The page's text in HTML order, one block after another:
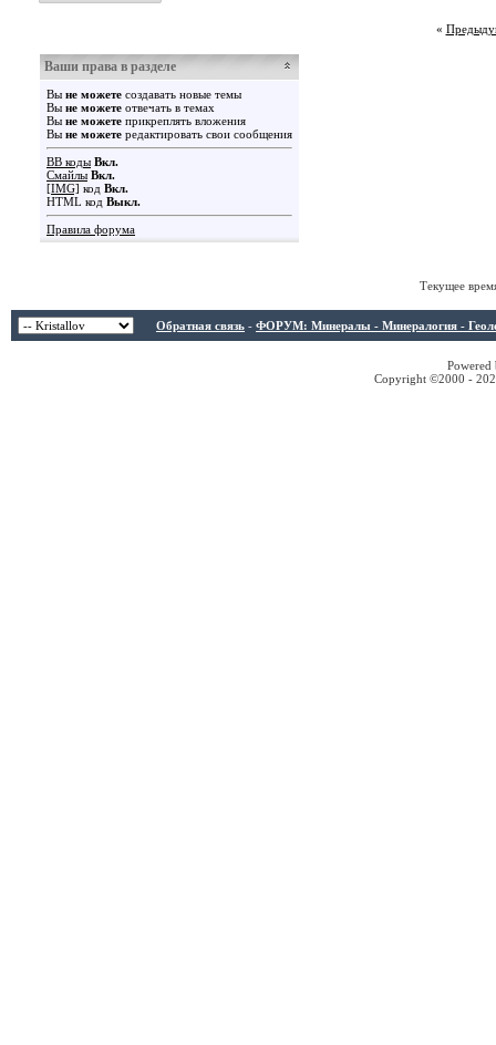
«
Ваши права в разделе
Вы не можете создавать новые темы
Вы не можете отвечать в темах
Вы не можете прикреплять вложения
Вы не можете редактировать свои сообщения
BB коды Вкл.
Смайлы Вкл.
[IMG] код Вкл.
HTML код Выкл.
Правила форума
Текущее
Обратная связь - ФОРУМ: Минералы - Минералогия -
Copyright ©2000 -